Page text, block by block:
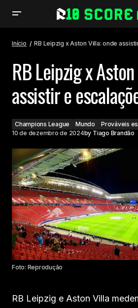
Início RB Leipzig x Aston Villa: onde
RB Leipzig x
assistir e
Champions League Mundo
Prováveis
10 de dezembro de 2024by Tiago Brandão
Foto: Reprodução
RB Leipzig e Aston Villa